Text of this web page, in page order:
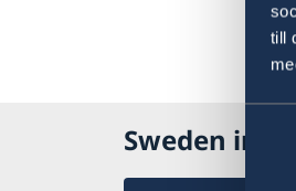
till
Sweden in